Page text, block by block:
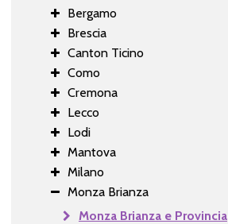
Bergamo
Brescia
Canton Ticino
Como
Cremona
Lecco
Lodi
Mantova
Milano
Monza Brianza
Monza Brianza e Provincia